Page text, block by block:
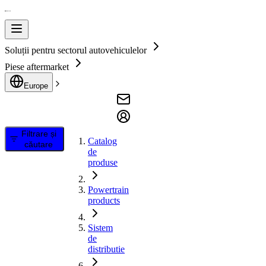
Soluții pentru sectorul autovehiculelor
Piese aftermarket
Europe
Filtrare și
căutare
Catalog
de
produse
Powertrain
products
Sistem
de
distributie